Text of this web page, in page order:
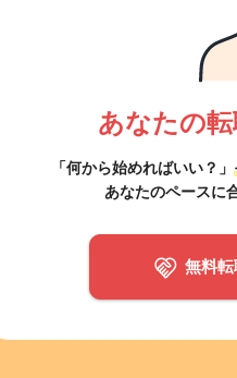
あなたの
「何から始めればいい？」
あなたのペースに
無料